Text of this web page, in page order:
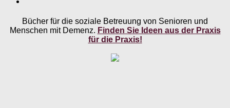
Bücher für die soziale Betreuung von Senioren und
Menschen mit Demenz. Finden Sie Ideen aus der Praxis
für die Praxis!